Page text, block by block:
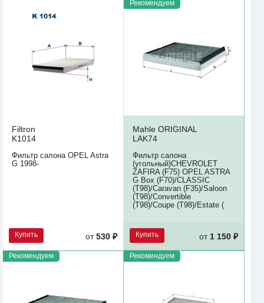
Filtron
K1014
Фильтр салона OPEL Astra
G 1998-
Купить от530 ₽
Рекомендуем
Mahle ORIGINAL
LAK74
Фильтр салона
(угольный)CHEVROLET
ZAFIRA (F75) OPEL ASTRA
G Box (F70)/CLASSIC
(T98)/Caravan (F35)/Saloon
(T98)/Convertible
(T98)/Coupe (T98)/Estate (
Купить от 1 150 ₽
Рекомендуем Рекомендуем